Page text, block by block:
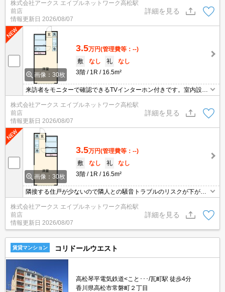
ており、とても充実しています。新しい生活にお勧めなのが、こち
らのアパートです。駅から徒歩6分の物件なら、駅前のお買い物も
便利です。敷金、礼金不要だと初期投資がリーズナブルなのでおす
すめです。
株式会社アークス エイブルネットワーク高松駅
前店
情報更新日 2026/08/07
詳細を見る
画像：30枚
3.5万円(管理費等：--)
敷
なし 礼
なし
3階
1R 16.5m²
来訪者をモニターで確認できるTVインターホン付きです。室内設備
部屋になっております。南西側が道路に面した物件はいかがでしょ
うか。角部屋は隣接する住戸が少ないので、隣人との騒音トラブル
のリスクを減らせます。アパートタイプのお部屋です。
株式会社アークス エイブルネットワーク高松駅
前店
情報更新日 2026/08/07
詳細を見る
画像：30枚
3.5万円(管理費等：--)
敷
なし 礼
なし
3階
1R 16.5m²
隣接する住戸が少ないので隣人との騒音トラブルのリスクが下がる
とができます。住む人のことも考えられている満足度の高いアパー
トです。朝に慌てることなく行動するために駅から徒歩6分の駅近
物件はいかがでしょうか。ワンルームのお住まいです。
株式会社アークス エイブルネットワーク高松駅
前店
情報更新日 2026/08/07
詳細を見る
賃貸マンション コリドールウエスト
高松琴平電気鉄道<こと･･･/瓦町駅 徒歩4分
香川県高松市常磐町２丁目